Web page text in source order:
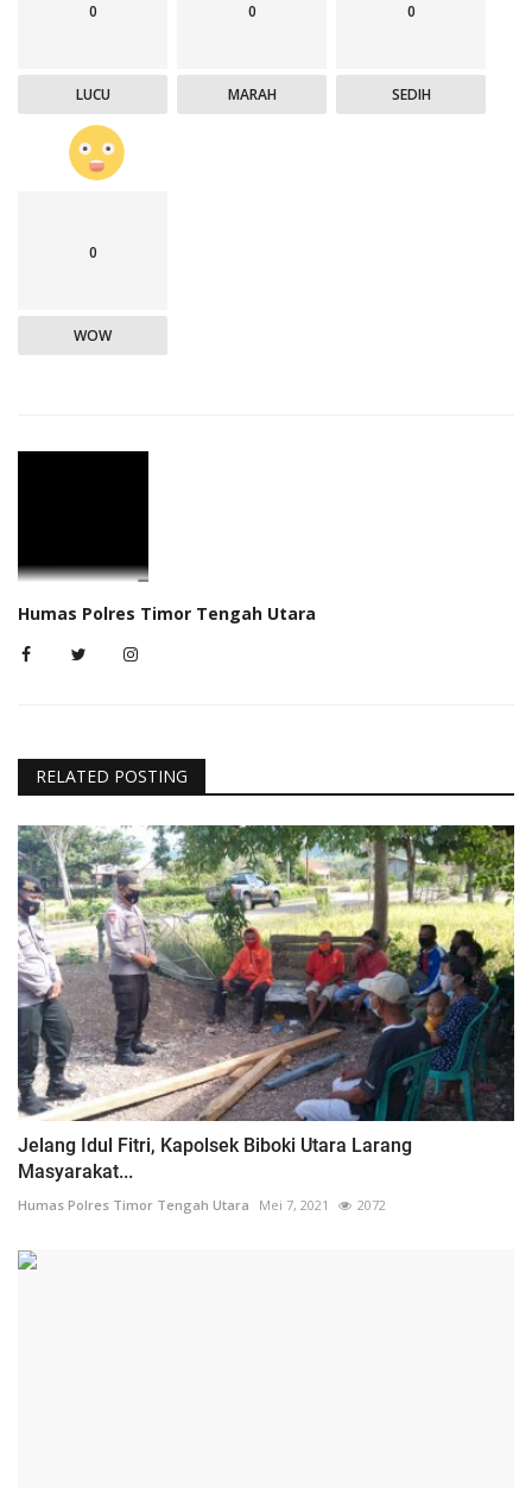
0
LUCU
0
MARAH
0
SEDIH
0
WOW
Humas Polres Timor Tengah Utara
RELATED POSTING
Jelang Idul Fitri, Kapolsek Biboki Utara Larang
Masyarakat...
Humas Polres Timor Tengah Utara Mei 7, 2021 2072